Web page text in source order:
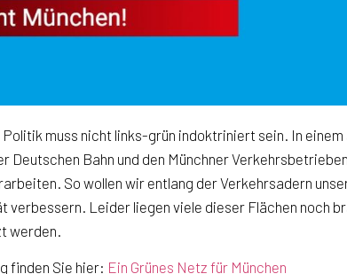
muss nicht links-grün indoktriniert sein. In
Deutschen Bahn und den Münchner
So wollen wir entlang der Verkehrsadern
verbessern. Leider liegen viele dieser Flächen noch
werden.
finden Sie hier: Ein Grünes Netz für München